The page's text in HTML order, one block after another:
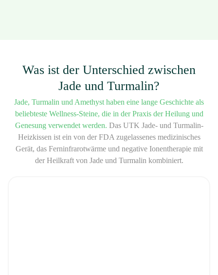
Was ist der Unterschied zwischen
Jade und Turmalin?
Jade, Turmalin und Amethyst haben eine lange Geschichte als
beliebteste Wellness-Steine, die in der Praxis der Heilung und
Genesung verwendet werden. Das UTK Jade- und Turmalin-
Heizkissen ist ein von der FDA zugelassenes medizinisches
Gerät, das Ferninfrarotwärme und negative Ionentherapie mit
der Heilkraft von Jade und Turmalin kombiniert.